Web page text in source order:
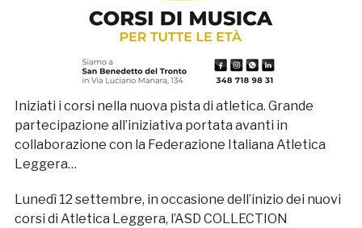
Iniziati i corsi nella nuova pista di atletica. Grande
partecipazione all’iniziativa portata avanti in
collaborazione con la Federazione Italiana Atletica
Leggera…
Lunedì 12 settembre, in occasione dell’inizio dei nuovi
corsi di Atletica Leggera, l’ASD COLLECTION